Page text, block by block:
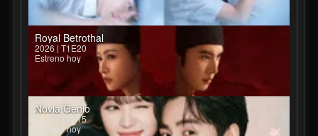
Royal Betrothal
2026 | T1E20
Estreno hoy
Novia Genio
2026 | T1E15
Estreno hoy